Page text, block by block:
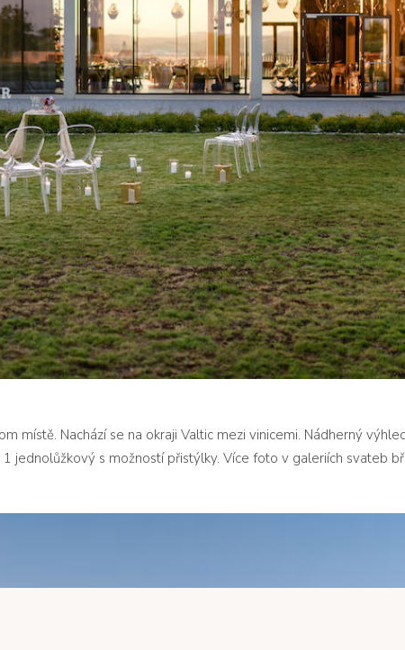
místě. Nachází se na okraji Valtic mezi vinicemi. Nádherný
jednolůžkový s možností přistýlky. Více foto v galeriích svateb